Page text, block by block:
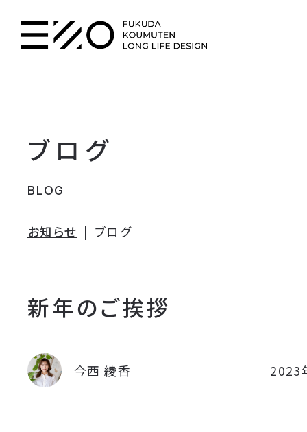
ブログ
BLOG
お知らせ ブログ
新年のご挨拶
2023
今西 綾香